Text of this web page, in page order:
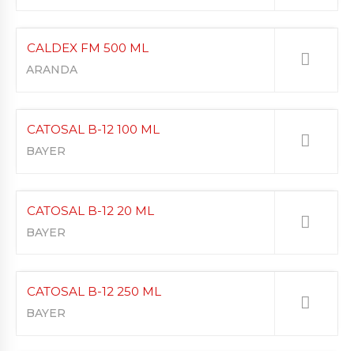
CALDEX FM 500 ML
ARANDA
CATOSAL B-12 100 ML
BAYER
CATOSAL B-12 20 ML
BAYER
CATOSAL B-12 250 ML
BAYER